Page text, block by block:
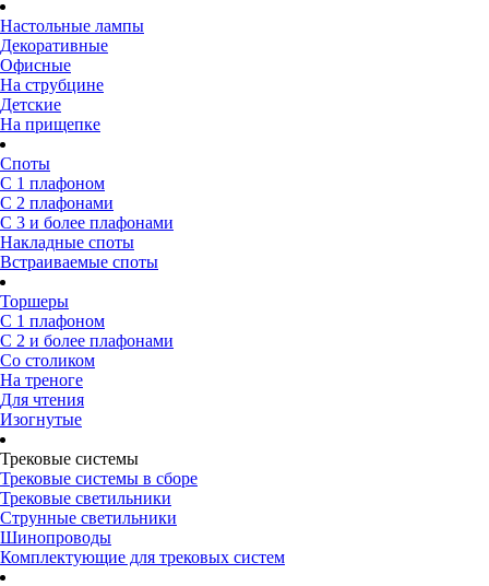
Настольные лампы
Декоративные
Офисные
На струбцине
Детские
На прищепке
Споты
С 1 плафоном
С 2 плафонами
С 3 и более плафонами
Накладные споты
Встраиваемые споты
Торшеры
С 1 плафоном
С 2 и более плафонами
Со столиком
На треноге
Для чтения
Изогнутые
Трековые системы
Трековые системы в сборе
Трековые светильники
Струнные светильники
Шинопроводы
Комплектующие для трековых систем